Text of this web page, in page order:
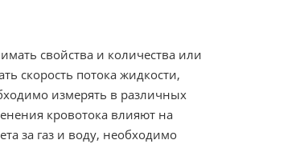
свойства и количества или
скорость потока жидкости,
измерять в различных
кровотока влияют на
за газ и воду, необходимо